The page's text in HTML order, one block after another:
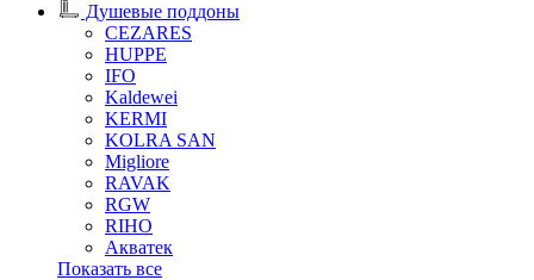
Душевые поддоны
CEZARES
HUPPE
IFO
Kaldewei
KERMI
KOLRA SAN
Migliore
RAVAK
RGW
RIHO
Акватек
Показать все